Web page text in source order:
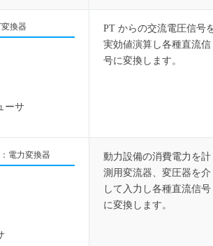
PT からの交流電圧信号
実効値演算し各種直流信
号に変換します。
動力設備の消費電力を計
測用変流器、変圧器を介
して入力し各種直流信号
に変換します。
換器
ーサ
電力変換器